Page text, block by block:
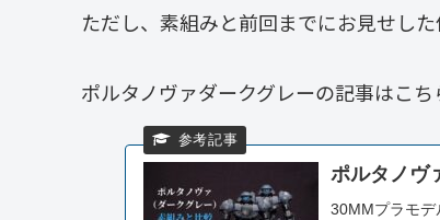
ただし、素組みと前回までにお見せし
ポルタノヴァダークグレーの記事はこ
ポルタノヴ
30MMプラモデ